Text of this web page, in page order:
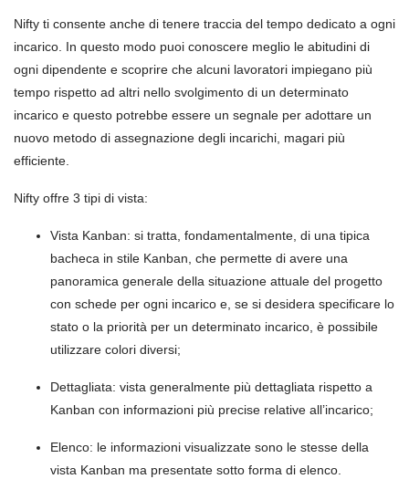
Nifty ti consente anche di tenere traccia del tempo dedicato a ogni
incarico. In questo modo puoi conoscere meglio le abitudini di
ogni dipendente e scoprire che alcuni lavoratori impiegano più
tempo rispetto ad altri nello svolgimento di un determinato
incarico e questo potrebbe essere un segnale per adottare un
nuovo metodo di assegnazione degli incarichi, magari più
efficiente.
Nifty offre 3 tipi di vista:
Vista Kanban: si tratta, fondamentalmente, di una tipica
bacheca in stile Kanban, che permette di avere una
panoramica generale della situazione attuale del progetto
con schede per ogni incarico e, se si desidera specificare lo
stato o la priorità per un determinato incarico, è possibile
utilizzare colori diversi;
Dettagliata: vista generalmente più dettagliata rispetto a
Kanban con informazioni più precise relative all’incarico;
Elenco: le informazioni visualizzate sono le stesse della
vista Kanban ma presentate sotto forma di elenco.